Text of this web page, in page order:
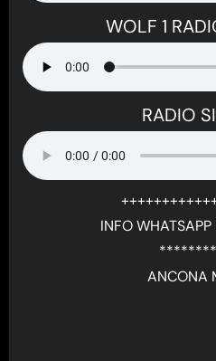
WOLF 1
RADIO
INFO
ANCONA